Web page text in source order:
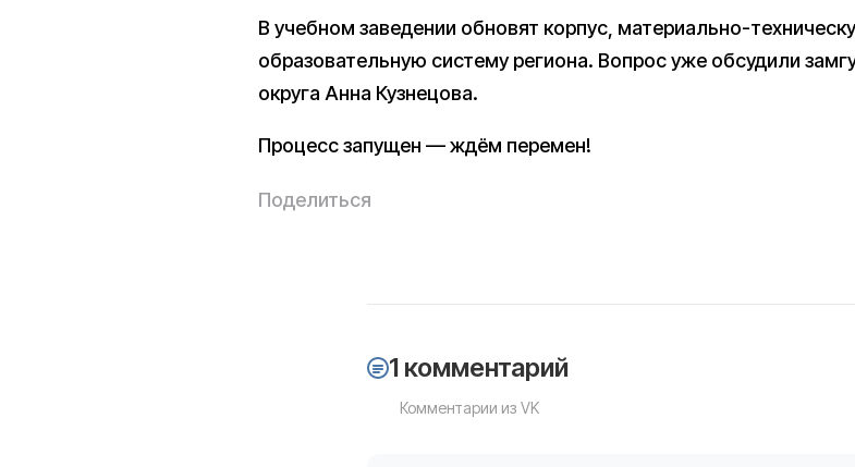
В учебном заведении обновят корпус, материально-
образовательную систему региона. Вопрос уже обсудили
округа Анна Кузнецова.
Процесс запущен — ждём перемен!
Поделиться
1 комментарий
Комментарии из VK